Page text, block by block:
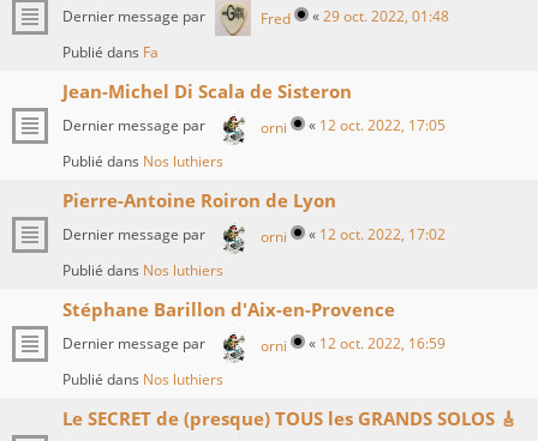
Dernier message par Fred «29 oct. 2022, 01:48
Publié dans Fa
Jean-Michel Di Scala de Sisteron
Dernier message par orni « 12 oct. 2022, 17:05
Publié dans Nos luthiers
Pierre-Antoine Roiron de Lyon
Dernier message par orni « 12 oct. 2022, 17:02
Publié dans Nos luthiers
Stéphane Barillon d'Aix-en-Provence
Dernier message par orni « 12 oct. 2022, 16:59
Publié dans Nos luthiers
Le SECRET de (presque) TOUS les GRANDS SOLOS 🎸